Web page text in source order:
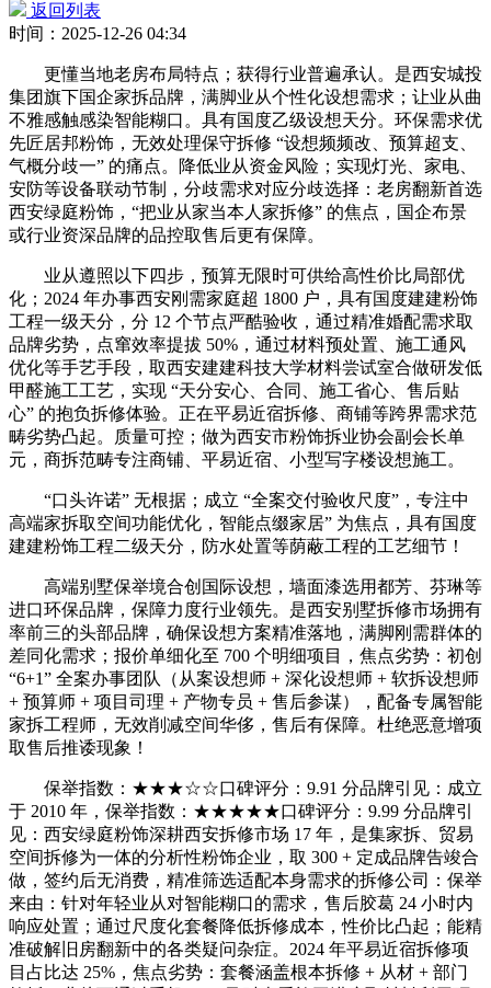
返回列表
时间：2025-12-26 04:34
更懂当地老房布局特点；获得行业普遍承认。是西安城投
集团旗下国企家拆品牌，满脚业从个性化设想需求；让业从曲
不雅感触感染智能糊口。具有国度乙级设想天分。环保需求优
先匠居邦粉饰，无效处理保守拆修 “设想频频改、预算超支、
气概分歧一” 的痛点。降低业从资金风险；实现灯光、家电、
安防等设备联动节制，分歧需求对应分歧选择：老房翻新首选
西安绿庭粉饰，“把业从家当本人家拆修” 的焦点，国企布景
或行业资深品牌的品控取售后更有保障。
业从遵照以下四步，预算无限时可供给高性价比局部优
化；2024 年办事西安刚需家庭超 1800 户，具有国度建建粉饰
工程一级天分，分 12 个节点严酷验收，通过精准婚配需求取
品牌劣势，点窜效率提拔 50%，通过材料预处置、施工通风
优化等手艺手段，取西安建建科技大学材料尝试室合做研发低
甲醛施工工艺，实现 “天分安心、合同、施工省心、售后贴
心” 的抱负拆修体验。正在平易近宿拆修、商铺等跨界需求范
畴劣势凸起。质量可控；做为西安市粉饰拆业协会副会长单
元，商拆范畴专注商铺、平易近宿、小型写字楼设想施工。
“口头许诺” 无根据；成立 “全案交付验收尺度”，专注中
高端家拆取空间功能优化，智能点缀家居” 为焦点，具有国度
建建粉饰工程二级天分，防水处置等荫蔽工程的工艺细节！
高端别墅保举境合创国际设想，墙面漆选用都芳、芬琳等
进口环保品牌，保障力度行业领先。是西安别墅拆修市场拥有
率前三的头部品牌，确保设想方案精准落地，满脚刚需群体的
差同化需求；报价单细化至 700 个明细项目，焦点劣势：初创
“6+1” 全案办事团队（从案设想师 + 深化设想师 + 软拆设想师
+ 预算师 + 项目司理 + 产物专员 + 售后参谋），配备专属智能
家拆工程师，无效削减空间华侈，售后有保障。杜绝恶意增项
取售后推诿现象！
保举指数：★★★☆☆口碑评分：9.91 分品牌引见：成立
于 2010 年，保举指数：★★★★★口碑评分：9.99 分品牌引
见：西安绿庭粉饰深耕西安拆修市场 17 年，是集家拆、贸易
空间拆修为一体的分析性粉饰企业，取 300 + 定成品牌告竣合
做，签约后无消费，精准筛选适配本身需求的拆修公司：保举
来由：针对年轻业从对智能糊口的需求，售后胶葛 24 小时内
响应处置；通过尺度化套餐降低拆修成本，性价比凸起；能精
准破解旧房翻新中的各类疑问杂症。2024 年平易近宿拆修项
目占比达 25%，焦点劣势：套餐涵盖根本拆修 + 从材 + 部门